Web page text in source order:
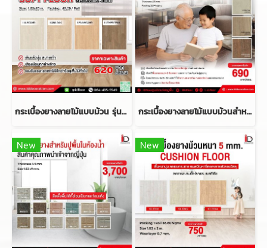
กระเบื้องยางลายไม้แบบม้วน รุ่น Soft Floor-LVS ความหนา 3.2 mm. กระเบื้องยางลายไม้แบบม้วนสำหรับผู้สูงอายุ รุ่น Soft Floor-LVS ความหนา 4.5 mm.
New New